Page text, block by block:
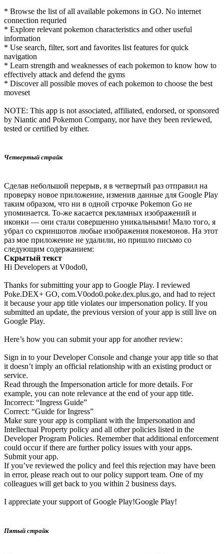
* Browse the list of all available pokemons in GO. No internet
connection requried
* Explore relevant pokemon characteristics and other useful
information
* Use search, filter, sort and favorites list features for quick
navigation
* Learn strength and weaknesses of each pokemon to know how to
effectively attack and defend the gyms
* Discover all possible moves of each pokemon to choose the best
moveset
NOTE: This app is not associated, affiliated, endorsed, or sponsored
by Niantic and Pokemon Company, nor have they been reviewed,
tested or certified by either.
Четвертый страйк
Сделав небольшой перерыв, я в четвертый раз отправил на
проверку новое приложение, изменив данные для Google Play
таким образом, что ни в одной строчке Pokemon Go не
упоминается. То-же касается рекламных изображений и
иконки — они стали совершенно уникальными! Мало того, я
убрал со скриншотов любые изображения покемонов. На этот
раз мое приложение не удалили, но пришло письмо со
следующим содержанием:
Скрытый текст
Hi Developers at V0odo0,
Thanks for submitting your app to Google Play. I reviewed
Poke.DEX+ GO, com.V0odo0.poke.dex.plus.go, and had to reject
it because your app title violates our impersonation policy. If you
submitted an update, the previous version of your app is still live on
Google Play.
Here’s how you can submit your app for another review:
Sign in to your Developer Console and change your app title so that
it doesn’t imply an official relationship with an existing product or
service.
Read through the Impersonation article for more details. For
example, you can note relevance at the end of your app title.
Incorrect: “Ingress Guide”
Correct: “Guide for Ingress”
Make sure your app is compliant with the Impersonation and
Intellectual Property policy and all other policies listed in the
Developer Program Policies. Remember that additional enforcement
could occur if there are further policy issues with your apps.
Submit your app.
If you’ve reviewed the policy and feel this rejection may have been
in error, please reach out to our policy support team. One of my
colleagues will get back to you within 2 business days.
I appreciate your support of Google Play!Google Play!
Пятый страйк